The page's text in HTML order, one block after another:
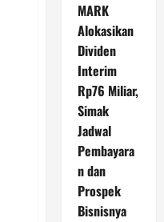
MARK
Alokasikan
Dividen
Interim
Rp76 Miliar,
Simak
Jadwal
Pembayara
n dan
Prospek
Bisnisnya